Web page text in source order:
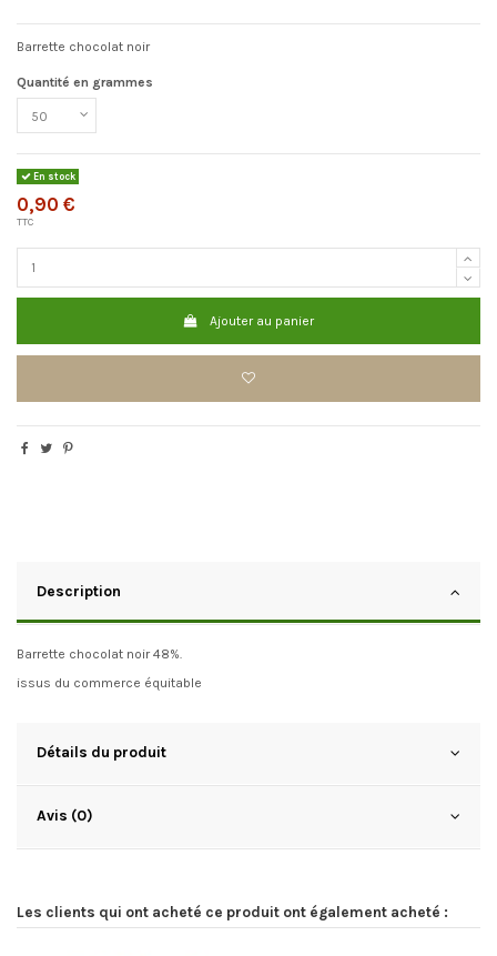
Barrette chocolat noir
Quantité en grammes
En stock
0,90 €
TTC
Ajouter au panier
Description
Barrette chocolat noir 48%.
issus du commerce équitable
Détails du produit
Avis (0)
Les clients qui ont acheté ce produit ont également acheté :